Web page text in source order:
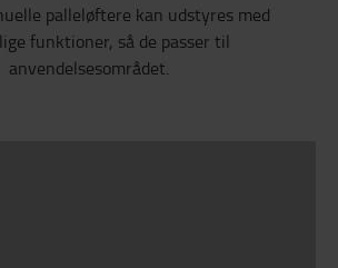
palleløftere kan udstyres med
funktioner, så de passer til
anvendelsesområdet.